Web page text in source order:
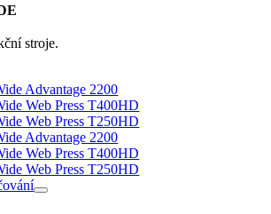
stroje.
Advantage 2200
Web Press T400HD
Web Press T250HD
Advantage 2200
Web Press T400HD
Web Press T250HD